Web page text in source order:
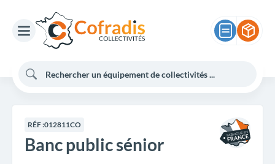
RÉF :012811CO
Banc public sénior